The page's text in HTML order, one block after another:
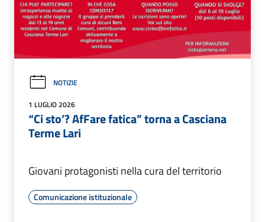
NOTIZIE
1 LUGLIO 2026
“Ci sto’? AfFare fatica” torna a Casciana
Terme Lari
Giovani protagonisti nella cura del territorio
Comunicazione istituzionale